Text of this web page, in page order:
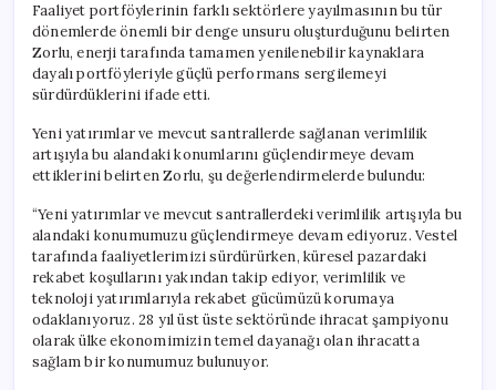
Faaliyet portföylerinin farklı sektörlere yayılmasının bu tür
dönemlerde önemli bir denge unsuru oluşturduğunu belirten
Zorlu, enerji tarafında tamamen yenilenebilir kaynaklara
dayalı portföyleriyle güçlü performans sergilemeyi
sürdürdüklerini ifade etti.
Yeni yatırımlar ve mevcut santrallerde sağlanan verimlilik
artışıyla bu alandaki konumlarını güçlendirmeye devam
ettiklerini belirten Zorlu, şu değerlendirmelerde bulundu:
“Yeni yatırımlar ve mevcut santrallerdeki verimlilik artışıyla bu
alandaki konumumuzu güçlendirmeye devam ediyoruz. Vestel
tarafında faaliyetlerimizi sürdürürken, küresel pazardaki
rekabet koşullarını yakından takip ediyor, verimlilik ve
teknoloji yatırımlarıyla rekabet gücümüzü korumaya
odaklanıyoruz. 28 yıl üst üste sektöründe ihracat şampiyonu
olarak ülke ekonomimizin temel dayanağı olan ihracatta
sağlam bir konumumuz bulunuyor.